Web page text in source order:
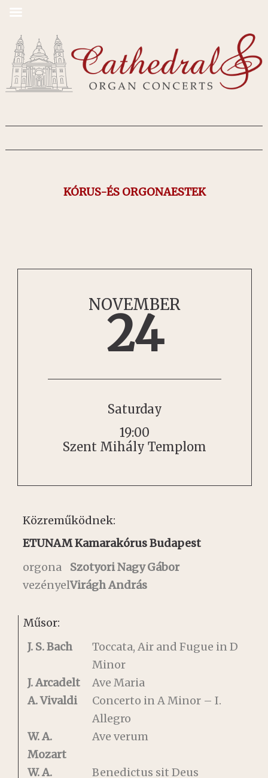
NOVEMBER
24
Saturday
KÓRUS-ÉS ORGONAESTEK
19:00
Szent Mihály Templom
Közreműködnek:
ETUNAM Kamarakórus Budapest
orgona
Szotyori Nagy Gábor
vezényelVirágh András
Műsor:
J. S. Bach
Toccata, Air and Fugue in D
Minor
J. Arcadelt
Ave Maria
A. Vivaldi
Concerto in A Minor – I.
Allegro
W. A.
Mozart
Ave verum
W. A.
Benedictus sit Deus